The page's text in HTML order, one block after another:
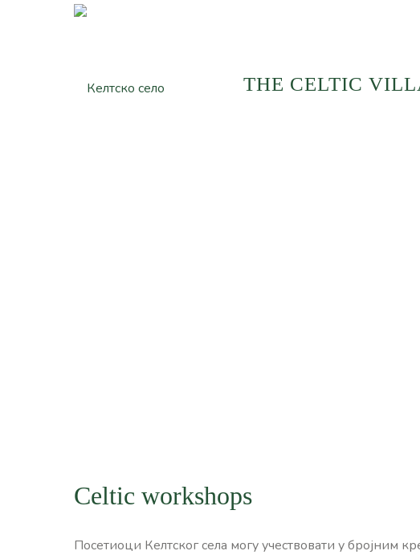
THE CELTIC
Celtic workshops
Посетиоци Келтског села могу учествовати у бројним